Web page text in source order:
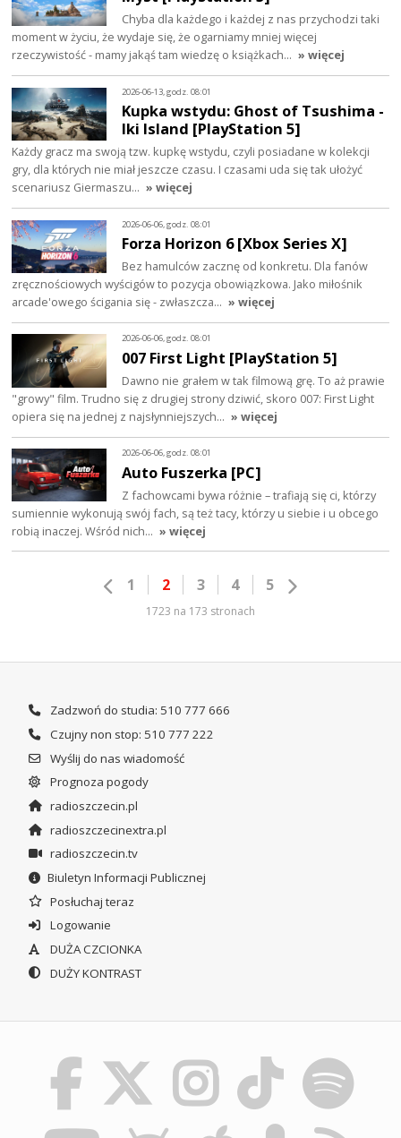
Chyba dla każdego i każdej z nas przychodzi taki
moment w życiu, że wydaje się, że ogarniamy mniej więcej
rzeczywistość - mamy jakąś tam wiedzę o książkach… » więcej
2026-06-13, godz. 08:01
Kupka wstydu: Ghost of Tsushima -
Iki Island [PlayStation 5]
Każdy gracz ma swoją tzw. kupkę wstydu, czyli posiadane w kolekcji
gry, dla których nie miał jeszcze czasu. I czasami uda się tak ułożyć
scenariusz Giermaszu… » więcej
2026-06-06, godz. 08:01
Forza Horizon 6 [Xbox Series X]
Bez hamulców zacznę od konkretu. Dla fanów
zręcznościowych wyścigów to pozycja obowiązkowa. Jako miłośnik
arcade'owego ścigania się - zwłaszcza… » więcej
2026-06-06, godz. 08:01
007 First Light [PlayStation 5]
Dawno nie grałem w tak filmową grę. To aż prawie
"growy" film. Trudno się z drugiej strony dziwić, skoro 007: First Light
opiera się na jednej z najsłynniejszych… » więcej
2026-06-06, godz. 08:01
Auto Fuszerka [PC]
Z fachowcami bywa różnie – trafiają się ci, którzy
sumiennie wykonują swój fach, są też tacy, którzy u siebie i u obcego
robią inaczej. Wśród nich… » więcej
1 2 3 4 5
1723 na 173 stronach
Zadzwoń do studia: 510 777 666
Czujny non stop: 510 777 222
Wyślij do nas wiadomość
Prognoza pogody
radioszczecin.pl
radioszczecinextra.pl
radioszczecin.tv
Biuletyn Informacji Publicznej
Posłuchaj teraz
Logowanie
DUŻA CZCIONKA
DUŻY KONTRAST